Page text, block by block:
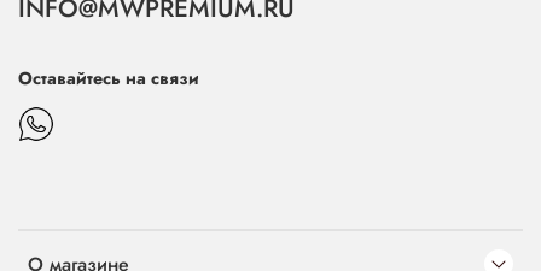
О магазине
INFO@MWPREMIUM.RU
Оставайтесь на связи